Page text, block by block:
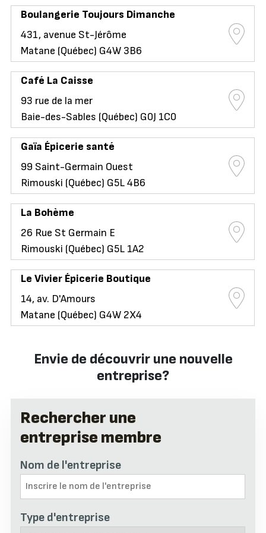
Boulangerie Toujours Dimanche
431, avenue St-Jérôme
Matane (Québec) G4W 3B6
Café La Caisse
93 rue de la mer
Baie-des-Sables (Québec) G0J 1C0
Gaïa Épicerie santé
99 Saint-Germain Ouest
Rimouski (Québec) G5L 4B6
La Bohème
26 Rue St Germain E
Rimouski (Québec) G5L 1A2
Le Vivier Épicerie Boutique
14, av. D'Amours
Matane (Québec) G4W 2X4
Envie de découvrir une nouvelle
entreprise?
Rechercher une
entreprise membre
Nom de l'entreprise
Type d'entreprise